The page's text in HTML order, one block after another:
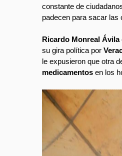
constante de
padecen para sacar las
Ricardo Monreal Ávila
su gira política por
le expusieron que otra
medicamentos en los